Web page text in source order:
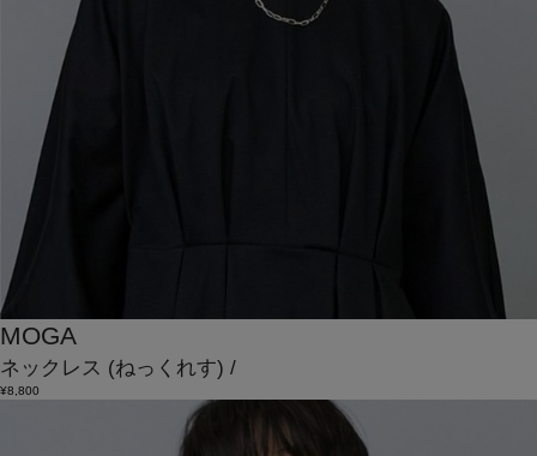
MOGA
ネックレス (ねっくれす) /
¥8,800